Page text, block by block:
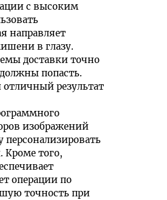
с высоким
направляет
в глазу.
доставки точно
попасть.
отличный результат
изображений
персонализировать
Кроме того,
операции по
точность при